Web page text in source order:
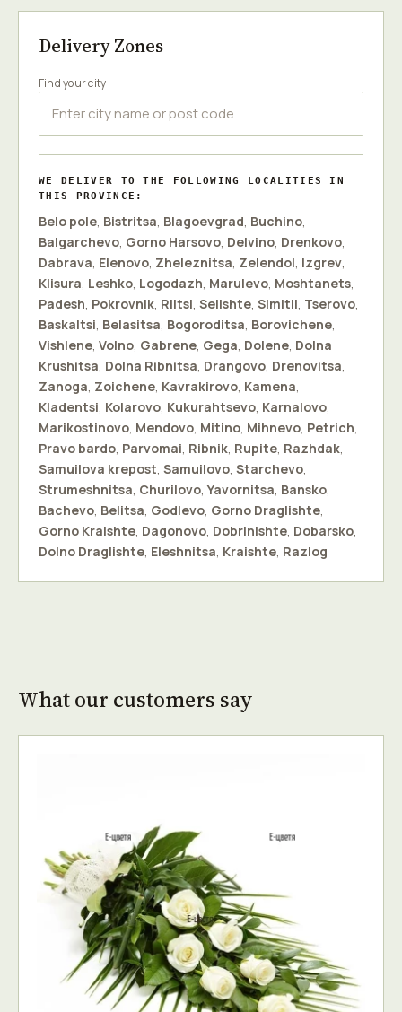
Delivery Zones
Find your city
WE DELIVER TO THE FOLLOWING LOCALITIES IN
THIS PROVINCE:
Belo pole, Bistritsa, Blagoevgrad, Buchino,
Balgarchevo, Gorno Harsovo, Delvino, Drenkovo,
Dabrava, Elenovo, Zheleznitsa, Zelendol, Izgrev,
Klisura, Leshko, Logodazh, Marulevo, Moshtanets,
Padesh, Pokrovnik, Riltsi, Selishte, Simitli, Tserovo,
Baskaltsi, Belasitsa, Bogoroditsa, Borovichene,
Vishlene, Volno, Gabrene, Gega, Dolene, Dolna
Krushitsa, Dolna Ribnitsa, Drangovo, Drenovitsa,
Zanoga, Zoichene, Kavrakirovo, Kamena,
Kladentsi, Kolarovo, Kukurahtsevo, Karnalovo,
Marikostinovo, Mendovo, Mitino, Mihnevo, Petrich,
Pravo bardo, Parvomai, Ribnik, Rupite, Razhdak,
Samuilova krepost, Samuilovo, Starchevo,
Strumeshnitsa, Churilovo,Yavornitsa, Bansko,
Bachevo, Belitsa, Godlevo, Gorno Draglishte,
Gorno Kraishte, Dagonovo, Dobrinishte, Dobarsko,
Dolno Draglishte, Eleshnitsa, Kraishte, Razlog
What our customers say